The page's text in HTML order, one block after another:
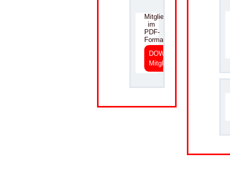
Mitgliedsantrag
im
PDF-
Format
DOWNLOAD
Mitgliedsantrag